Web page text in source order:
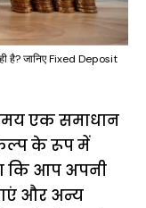
है? जानिए Fixed Deposit
एक समाधान
के रूप में
कि आप अपनी
और अन्य